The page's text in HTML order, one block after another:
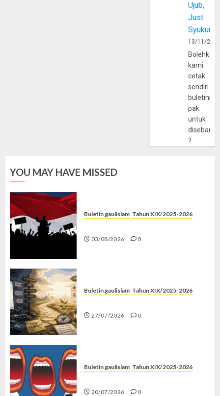
Ujub,
Just
Syukur
13/11/
Bolehkah
kami
cetak
sendiri
pak
untuk
?
YOU MAY HAVE MISSED
Buletin gaulislam Tahun XIX/2025-2026
03/08/2026 0
Buletin gaulislam Tahun XIX/2025-2026
27/07/2026 0
Buletin gaulislam Tahun XIX/2025-2026
20/07/2026 0